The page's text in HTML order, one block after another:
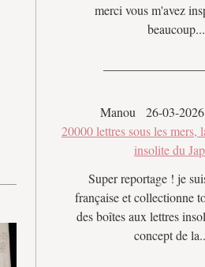
merci vous m'avez
beaucoup...
Manou 26-03-
20000 lettres sous les mers,
insolite du
Super reportage ! je
française et collectionne
des boîtes aux lettres
concept de